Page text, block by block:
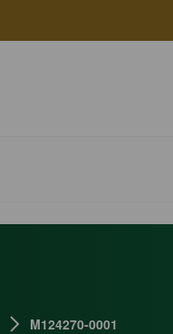
M124270-0001